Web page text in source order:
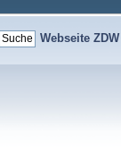
Webseite ZDW